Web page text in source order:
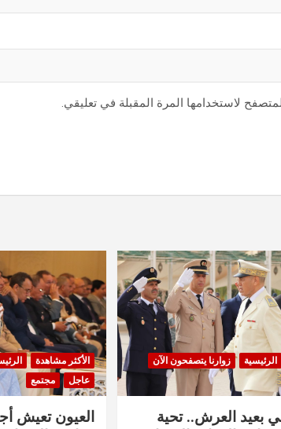
لاستخدامها المرة المقبلة في تعليقي.
الرئيسية
زوارنا يتصفحون الآن
بعيد العرش.. تحية
الأكثر مشاهدة
عاجل
مجتمع
العيون تعيش